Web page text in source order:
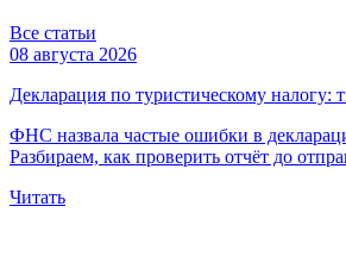
Все статьи
08 августа 2026
Декларация по туристическому
ФНС назвала частые ошибки в
Разбираем, как проверить отчёт до
Читать